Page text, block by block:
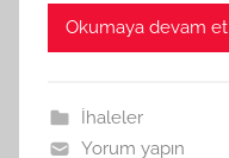
Okumaya devam et
İhaleler
Yorum yapın